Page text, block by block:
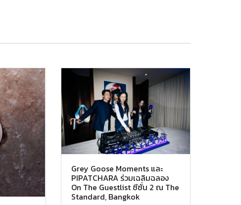
Grey Goose Moments และ
PIPATCHARA ร่วมเฉลิมฉลอง
On The Guestlist ซีซั่น 2 ณ The
Standard, Bangkok